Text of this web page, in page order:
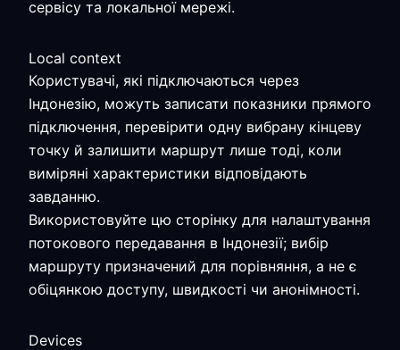
сервісу та локальної мережі.
Local context
Користувачі, які підключаються через
Індонезію, можуть записати показники прямого
підключення, перевірити одну вибрану кінцеву
точку й залишити маршрут лише тоді, коли
виміряні характеристики відповідають
завданню.
Використовуйте цю сторінку для налаштування
потокового передавання в Індонезії; вибір
маршруту призначений для порівняння, а не є
обіцянкою доступу, швидкості чи анонімності.
Devices